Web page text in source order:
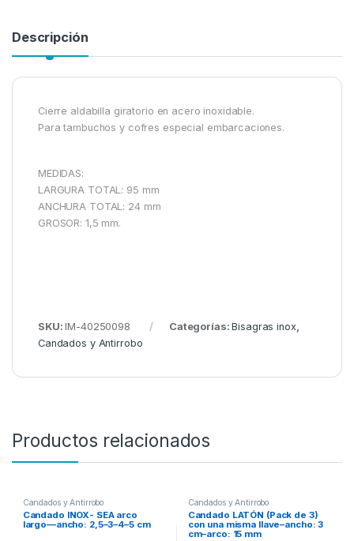
Descripción
Cierre aldabilla giratorio en acero inoxidable.
Para tambuchos y cofres especial embarcaciones.
MEDIDAS:
LARGURA TOTAL: 95 mm
ANCHURA TOTAL: 24 mm
GROSOR: 1,5 mm.
SKU:IM-40250098 Categorías:Bisagras inox,
Candados y Antirrobo
Productos relacionados
Candados y Antirrobo
Candado INOX- SEA arco
largo––ancho: 2,5–3–4–5 cm
Candados y Antirrobo
Candado LATÓN (Pack de 3)
con una misma llave–ancho: 3
cm–arco: 15 mm